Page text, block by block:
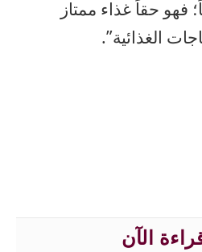
حقاً غذاء ممتاز
الغذائية”.
الآن